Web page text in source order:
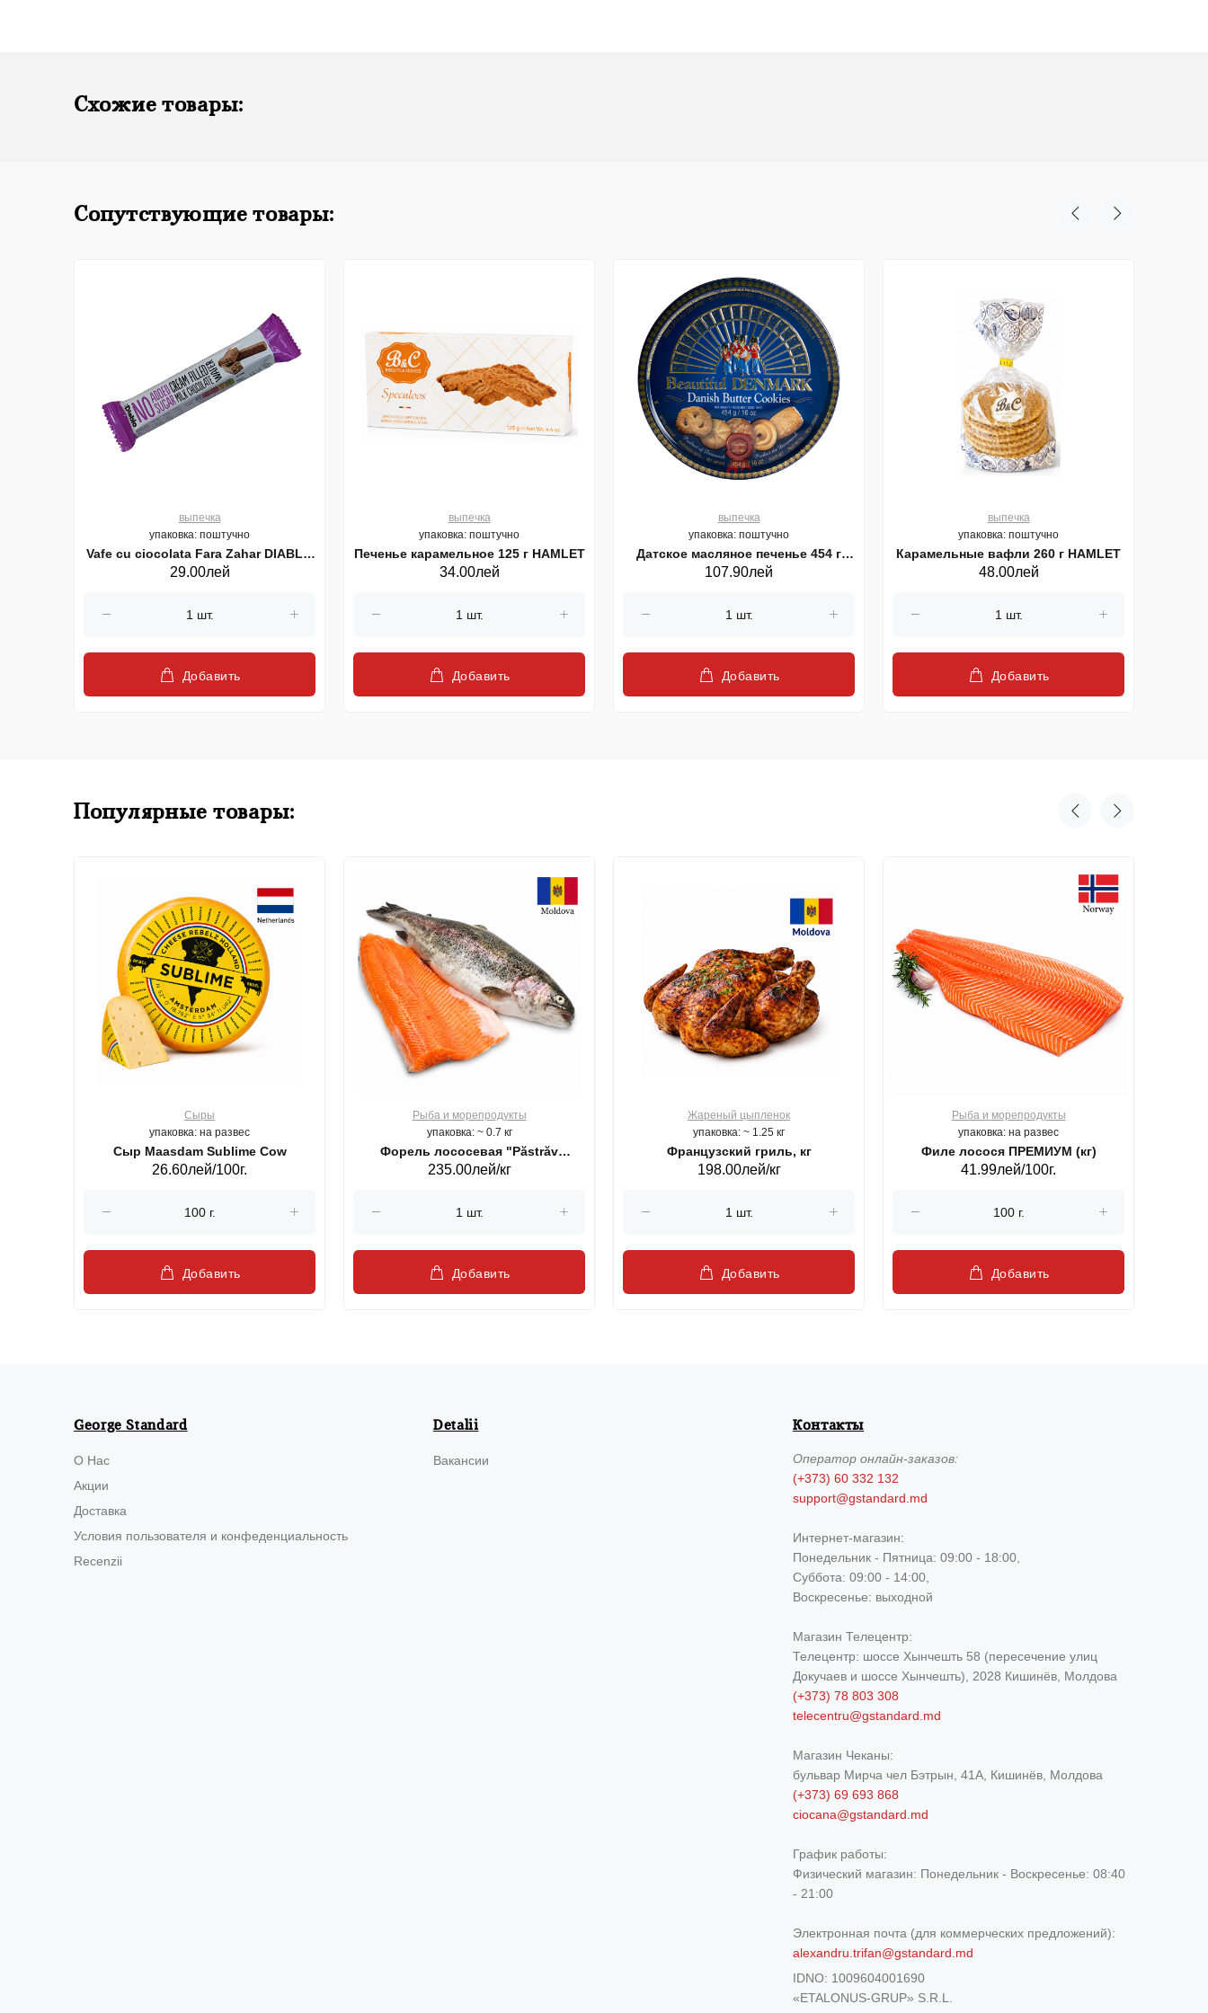
Схожие товары:
Сопутствующие товары:
выпечка
упаковка: поштучно
Vafe cu ciocolata Fara Zahar DIABLO
30g
29.00лей
Добавить
выпечка
упаковка: поштучно
Печенье карамельное 125 г HAMLET
34.00лей
Добавить
выпечка
упаковка: поштучно
Датское масляное печенье 454 г
HAMLET
107.90лей
Добавить
выпечка
упаковка: поштучно
Карамельные вафли 260 г HAMLET
48.00лей
Добавить
Популярные товары:
Сыры
упаковка: на развес
Сыр Maasdam Sublime Cow
26.60лей/100г.
Добавить
Рыба и морепродукты
упаковка: ~ 0.7 кг
Форель лососевая "Păstrăv
Moldovenesc"
235.00лей/кг
Добавить
Жареный цыпленок
упаковка: ~ 1.25 кг
Французский гриль, кг
198.00лей/кг
Добавить
Рыба и морепродукты
упаковка: на развес
Филе лосося ПРЕМИУМ (кг)
41.99лей/100г.
Добавить
George Standard
О Нас
Акции
Доставка
Условия пользователя и конфеденциальность
Recenzii
Detalii
Вакансии
Контакты
Операторонлайн-заказов:
(+373) 60 332 132
support@gstandard.md
Интернет-магазин:
Понедельник - Пятница: 09:00 - 18:00,
Суббота: 09:00 - 14:00,
Воскресенье: выходной
Магазин Телецентр:
Телецентр: шоссе Хынчешть 58 (пересечение улиц
Докучаев и шоссе Хынчешть), 2028 Кишинёв, Молдова
(+373) 78 803 308
telecentru@gstandard.md
Магазин Чеканы:
бульвар Мирча чел Бэтрын, 41A, Кишинёв, Молдова
(+373) 69 693 868
ciocana@gstandard.md
График работы:
Физический магазин: Понедельник - Воскресенье: 08:40
- 21:00
Электронная почта (для коммерческих предложений):
alexandru.trifan@gstandard.md
IDNO: 1009604001690
«ETALONUS-GRUP» S.R.L.